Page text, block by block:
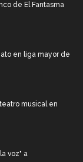
de El Fantasma
en liga mayor de
musical en
voz" a